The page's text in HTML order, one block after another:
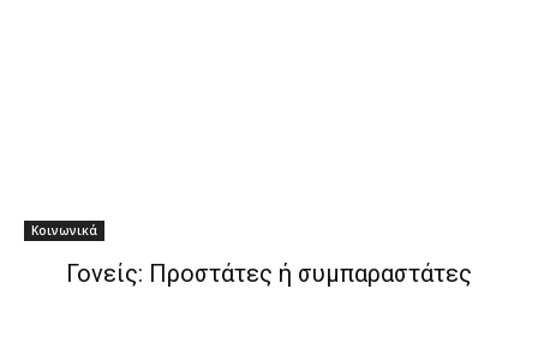
Κοινωνικά
Γονείς: Προστάτες ή συμπαραστάτες